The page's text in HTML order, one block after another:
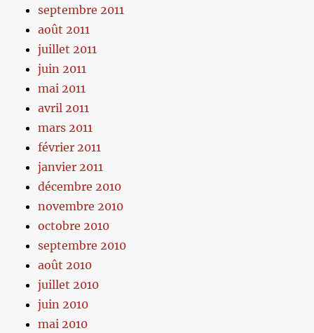
septembre 2011
août 2011
juillet 2011
juin 2011
mai 2011
avril 2011
mars 2011
février 2011
janvier 2011
décembre 2010
novembre 2010
octobre 2010
septembre 2010
août 2010
juillet 2010
juin 2010
mai 2010